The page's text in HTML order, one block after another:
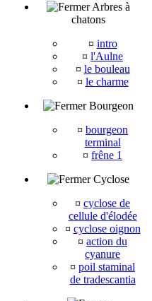
Arbres à
chatons
¤ intro
¤ l'Aulne
¤ le bouleau
¤ le charme
Bourgeon
¤ bourgeon
terminal
¤ frêne 1
Cyclose
¤ cyclose de
cellule d'élodée
¤ cyclose oignon
¤ action du
cyanure
¤ poil staminal
de tradescantia